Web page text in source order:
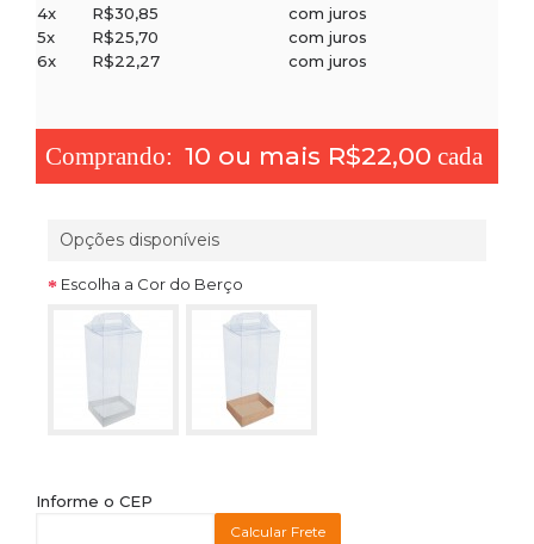
4x
R$30,85
com juros
5x
R$25,70
com juros
6x
R$22,27 com juros
10 ou mais R$22,00
Opções disponíveis
Escolha a Cor do Berço
Informe o CEP
Calcular Frete